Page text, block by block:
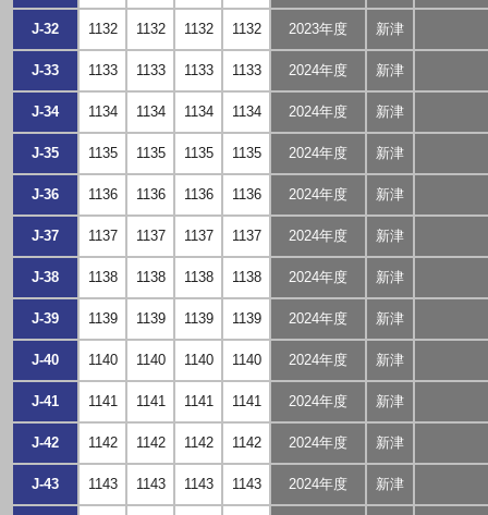
J-32 1132 1132 1132 1132 2023年度 新津
J-33 1133 1133 1133 1133 2024年度 新津
J-34 1134 1134 1134 1134 2024年度 新津
J-35 1135 1135 1135 1135 2024年度 新津
J-36 1136 1136 1136 1136 2024年度 新津
J-37 1137 1137 1137 1137 2024年度 新津
J-38 1138 1138 1138 1138 2024年度 新津
J-39 1139 1139 1139 1139 2024年度 新津
J-40 1140 1140 1140 1140 2024年度 新津
J-41 1141 1141 1141 1141 2024年度 新津
J-42 1142 1142 1142 1142 2024年度 新津
J-43 1143 1143 1143 1143 2024年度 新津